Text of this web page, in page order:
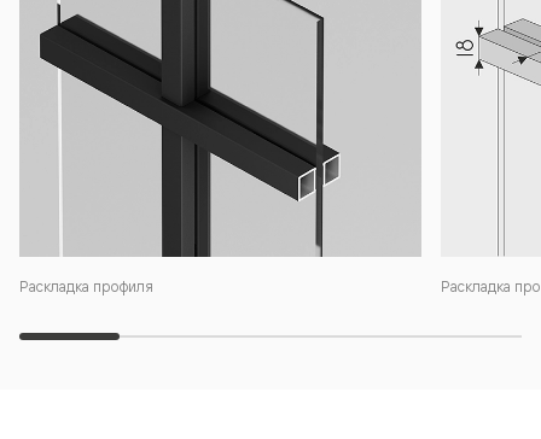
Раскладка профиля Раскладка